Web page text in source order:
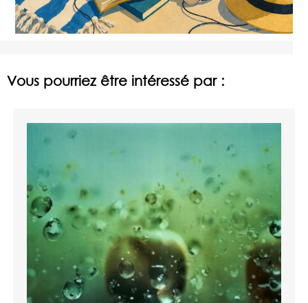
Vous pourriez être intéressé par :